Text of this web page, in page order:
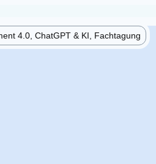
4.0, ChatGPT & KI, Fachtagung